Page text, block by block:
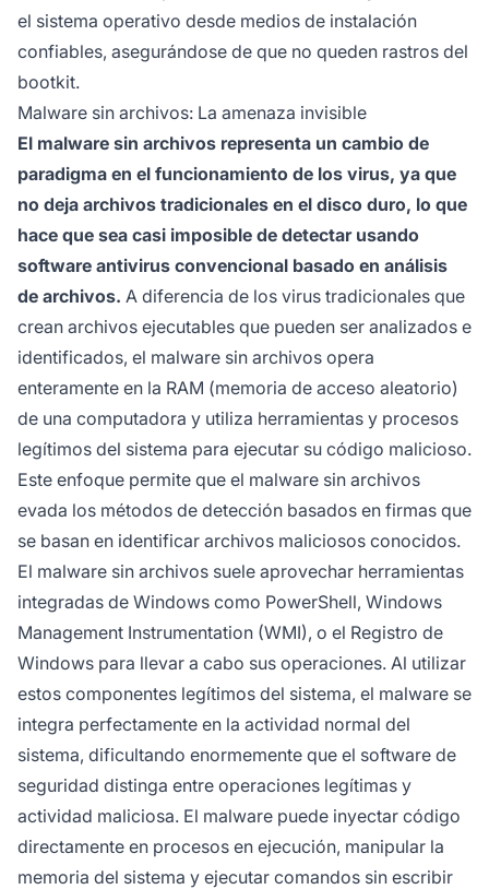
el sistema operativo desde medios de instalación
confiables, asegurándose de que no queden rastros del
bootkit.
Malware sin archivos: La amenaza invisible
El malware sin archivos representa un cambio de
paradigma en el funcionamiento de los virus, ya que
no deja archivos tradicionales en el disco duro, lo que
hace que sea casi imposible de detectar usando
software antivirus convencional basado en análisis
de archivos. A diferencia de los virus tradicionales que
crean archivos ejecutables que pueden ser analizados e
identificados, el malware sin archivos opera
enteramente en la RAM (memoria de acceso aleatorio)
de una computadora y utiliza herramientas y procesos
legítimos del sistema para ejecutar su código malicioso.
Este enfoque permite que el malware sin archivos
evada los métodos de detección basados en firmas que
se basan en identificar archivos maliciosos conocidos.
El malware sin archivos suele aprovechar herramientas
integradas de Windows como PowerShell, Windows
Management Instrumentation (WMI), o el Registro de
Windows para llevar a cabo sus operaciones. Al utilizar
estos componentes legítimos del sistema, el malware se
integra perfectamente en la actividad normal del
sistema, dificultando enormemente que el software de
seguridad distinga entre operaciones legítimas y
actividad maliciosa. El malware puede inyectar código
directamente en procesos en ejecución, manipular la
memoria del sistema y ejecutar comandos sin escribir